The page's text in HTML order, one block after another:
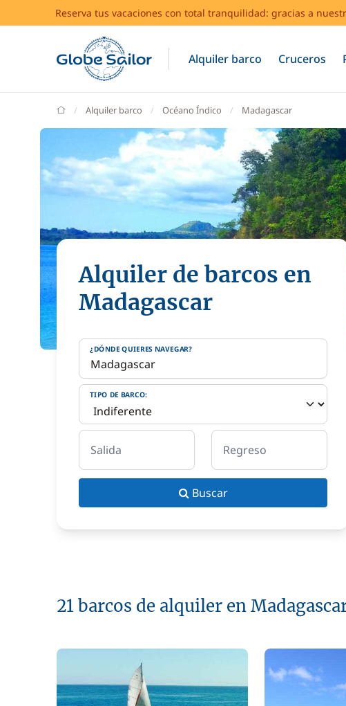
Reserva tus vacaciones con total tranquilidad: gracias a
Alquiler barco Cruceros
GlobeSailor
Alquiler barco Océano Índico Madagascar
Alquiler de barcos en
Madagascar
¿DÓNDE QUIERES NAVEGAR?
TIPO DE BARCO:
Salida Regreso
Buscar
21 barcos de alquiler en